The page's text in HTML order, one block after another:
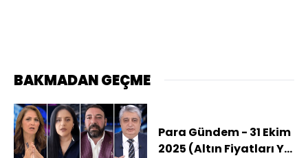
BAKMADAN GEÇME
Para Gündem - 31 Ekim
2025 (Altın Fiyatları Yıl